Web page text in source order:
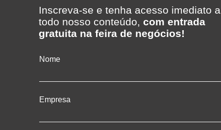
Embalados
prazo
Inscreva-se e tenha acesso imediato a
todo nosso conteúdo, com entrada
gratuita na feira de negócios!
Nome
Empresa